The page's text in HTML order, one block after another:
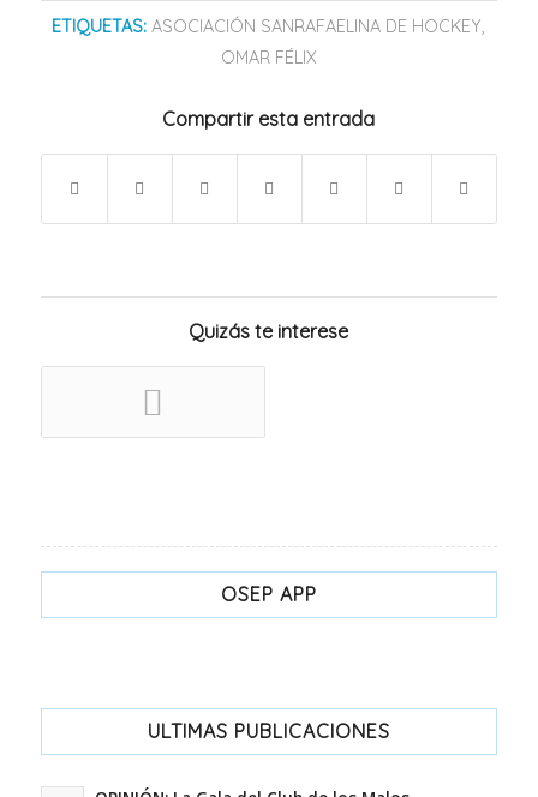
ETIQUETAS: ASOCIACIÓN SANRAFAELINA DE HOCKEY,
OMAR FÉLIX
Compartir esta entrada
Quizás te interese
OSEP APP
ULTIMAS PUBLICACIONES